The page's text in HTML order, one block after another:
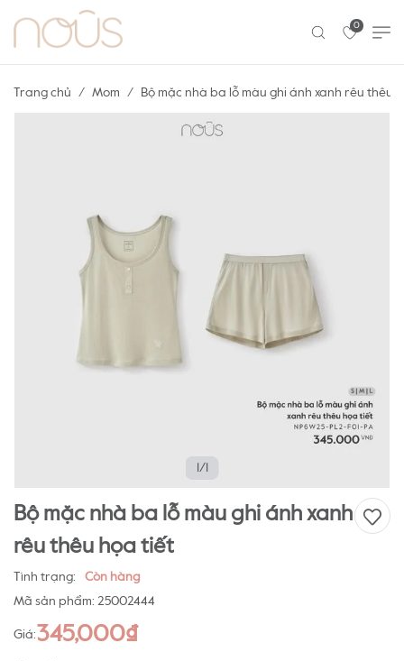
0
Trang chủ Mom Bộ mặc nhà ba lỗ màu ghi ánh xanh rêu thêu
1/1
Bộ mặc nhà ba lỗ màu ghi ánh xanh
rêu thêu họa tiết
Tình trạng:
Còn hàng
Mã sản phẩm: 25002444
Giá:345,000₫